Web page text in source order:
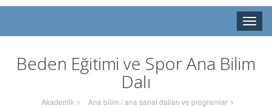
Toggle
Beden Eğitimi ve Spor Ana Bilim
Dalı
Akademi̇k Ana bilim / ana sanat dalları ve programlar